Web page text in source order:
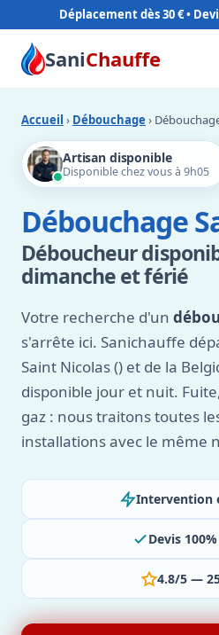
Déplacement dès 30 €
SaniChauffe
Accueil › Débouchage ›
Artisan disponible
Disponible chez vous à 9h05
Débouchage
Déboucheur
dimanche et férié
Votre recherche d'un
s'arrête ici. Sanichauffe
Saint Nicolas () et de la
disponible jour et nuit.
gaz : nous traitons toutes
installations avec le même
Intervention
Devis
4.8/5 —